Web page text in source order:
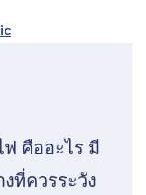
ฟ คืออะไร มี
ที่ควรระวัง